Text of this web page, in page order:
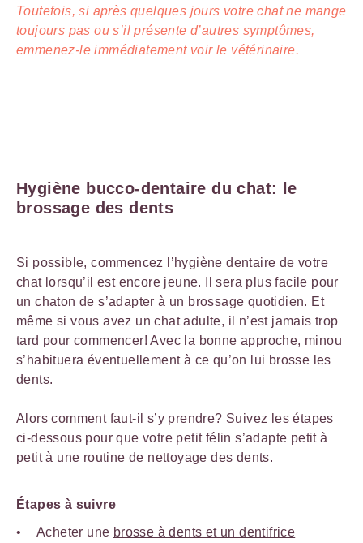
Toutefois, si après quelques jours votre chat ne mange
toujours pas ou s’il présente d’autres symptômes,
emmenez-le immédiatement voir le vétérinaire.
Hygiène bucco-dentaire du chat: le
brossage des dents
Si possible, commencez l’hygiène dentaire de votre
chat lorsqu’il est encore jeune. Il sera plus facile pour
un chaton de s’adapter à un brossage quotidien. Et
même si vous avez un chat adulte, il n’est jamais trop
tard pour commencer! Avec la bonne approche, minou
s’habituera éventuellement à ce qu’on lui brosse les
dents.
Alors comment faut-il s’y prendre? Suivez les étapes
ci-dessous pour que votre petit félin s’adapte petit à
petit à une routine de nettoyage des dents.
Étapes à suivre
Acheter une brosse à dents et un dentifrice